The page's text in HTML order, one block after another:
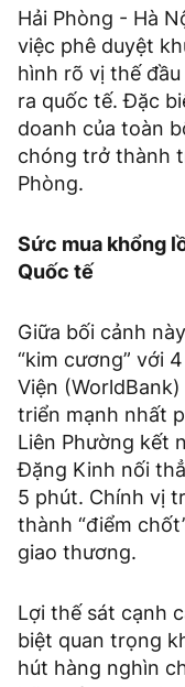
Hải Phòng - Hà
việc phê duyệt
hình rõ vị thế
ra quốc tế. Đặc
doanh của toàn
chóng trở thành
Phòng.
Sức mua khổng
Quốc tế
Giữa bối cảnh
“kim cương” với
Viện
triển mạnh nhất
Liên Phường kết
Đặng Kinh nối
5 phút. Chính vị
thành “điểm
giao thương.
Lợi thế sát cạnh
biệt quan trọng
hút hàng nghìn